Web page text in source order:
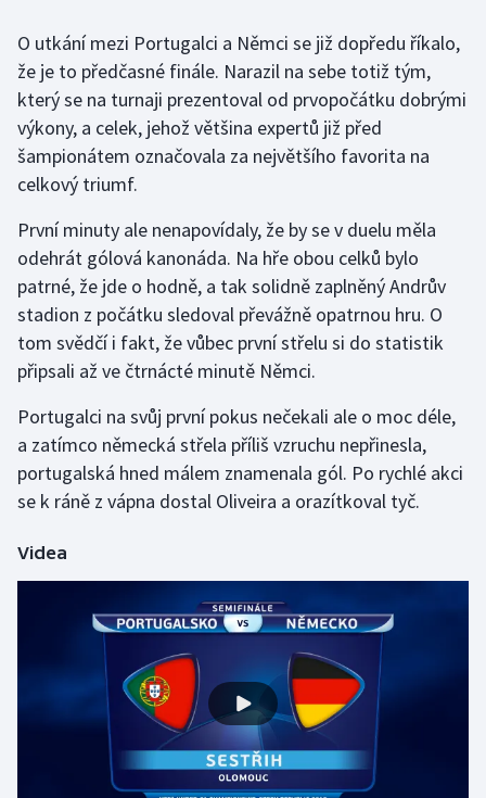
Futsal
Golf
Gymnastika
Házená
Jezdectví
Judo
Krasobruslení
Lyže a snowboard
Moderní pětiboj
Motorsport
Parasport
Plážový volejbal
O utkání mezi Portugalci a Němci se již dopředu říkalo,
že je to předčasné finále. Narazil na sebe totiž tým,
který se na turnaji prezentoval od prvopočátku dobrými
výkony, a celek, jehož většina expertů již před
šampionátem označovala za největšího favorita na
celkový triumf.
První minuty ale nenapovídaly, že by se v duelu měla
odehrát gólová kanonáda. Na hře obou celků bylo
patrné, že jde o hodně, a tak solidně zaplněný Andrův
stadion z počátku sledoval převážně opatrnou hru. O
tom svědčí i fakt, že vůbec první střelu si do statistik
připsali až ve čtrnácté minutě Němci.
Portugalci na svůj první pokus nečekali ale o moc déle,
a zatímco německá střela příliš vzruchu nepřinesla,
portugalská hned málem znamenala gól. Po rychlé akci
se k ráně z vápna dostal Oliveira a orazítkoval tyč.
Videa